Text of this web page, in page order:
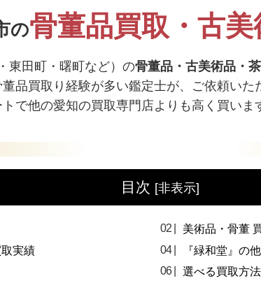
の骨董品買取・古美
東田町・曙町など）の骨董品・古美術品・
品買取り経験が多い鑑定士が、ご依頼いた
で他の愛知の買取専門店よりも高く買いま
目次 [非表示]
美術品・骨董
実績
『緑和堂』の
選べる買取方法